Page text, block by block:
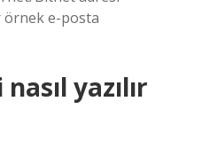
örnek e-posta
yazılır